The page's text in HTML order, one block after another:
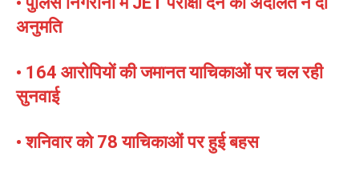
अनुमति
• 164 आरोपियों की जमानत याचिकाओं पर चल रही
सुनवाई
• शनिवार को 78 याचिकाओं पर हुई बहस